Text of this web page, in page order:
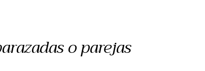
o parejas